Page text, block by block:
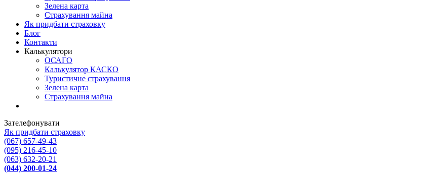
Зелена карта
Страхування майна
Як придбати страховку
Блог
Контакти
Калькулятори
OСАГО
Калькулятор КАСКО
Туристичне страхування
Зелена карта
Страхування майна
Зателефонувати
Як придбати страховку
(067) 657-49-43
(095) 216-45-10
(063) 632-20-21
(044) 200-01-24